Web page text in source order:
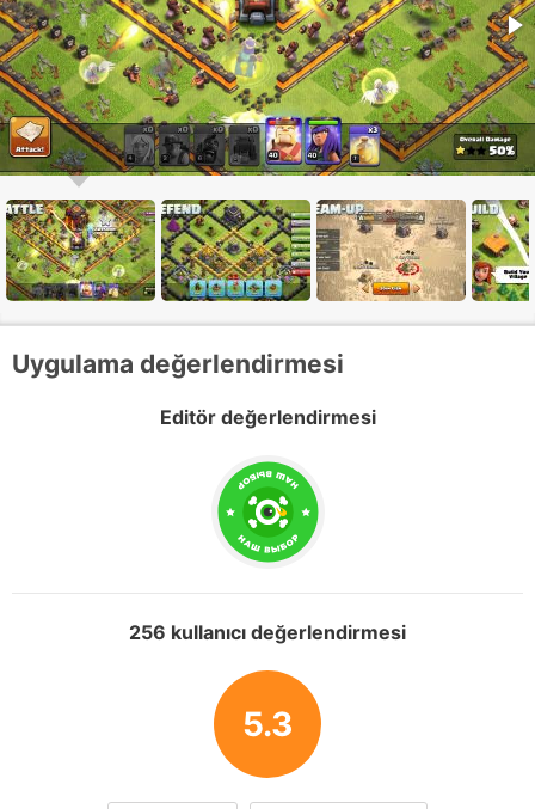
Uygulama değerlendirmesi
Editör değerlendirmesi
256 kullanıcı değerlendirmesi
5.3